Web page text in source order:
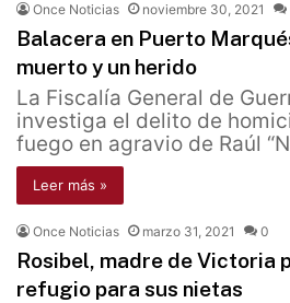
Once Noticias noviembre 30, 2021
Balacera en Puerto
muerto y un herido
La Fiscalía General de
investiga el delito de
fuego en agravio de Raúl
Leer más »
Once Noticias marzo 31, 2021 0
Rosibel, madre de Victoria
refugio para sus nietas